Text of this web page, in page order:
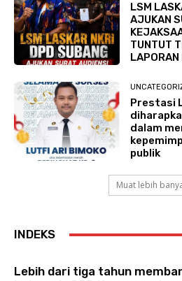
LSM
AJUKAN
TUNTUT
LAPORAN
Prestasi
dalam
publik
Muat lebih
INDEKS
Lebih dari tiga tahun